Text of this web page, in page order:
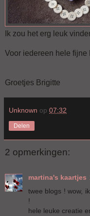
Ik zou het erg leuk
Voor iedereen hele fijne
Groetjes Brigitte
Unknown op 07:32
Delen
2 opmerkingen:
martina's kaartjes
twee blogs ! wow,
!
hele leuke creatie